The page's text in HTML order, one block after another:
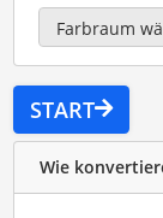
START
Wie